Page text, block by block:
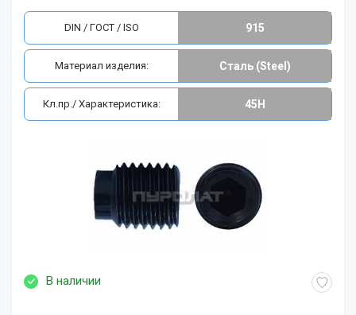
В наличии
DIN / ГОСТ / ISO 915
Материал изделия: Сталь (Steel)
Кл.пр./ Характеристика: 45H